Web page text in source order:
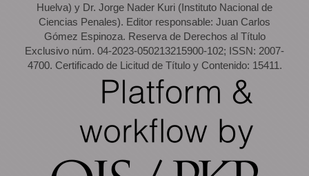
Huelva) y Dr. Jorge Nader Kuri (Instituto Nacional de
Ciencias Penales). Editor responsable: Juan Carlos
Gómez Espinoza. Reserva de Derechos al Título
Exclusivo núm. 04-2023-050213215900-102; ISSN: 2007-
4700. Certificado de Licitud de Título y Contenido: 15411.